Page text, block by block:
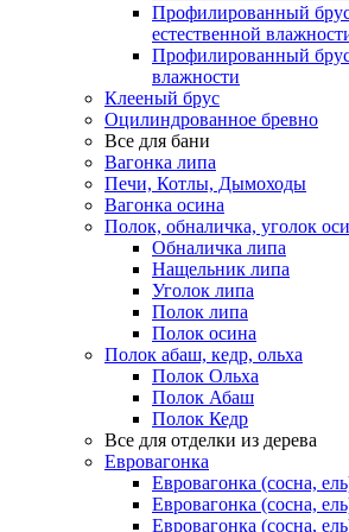
Профилированный
естественной
Профилированный брус
влажности
Клееный брус
Оцилиндрованное бревно
Все для бани
Вагонка липа
Печи, Котлы, Дымоходы
Вагонка осина
Полок, обналичка, уголок
Обналичка липа
Нащельник липа
Уголок липа
Полок липа
Полок осина
Полок абаш, кедр, ольха
Полок Ольха
Полок Абаш
Полок Кедр
Все для отделки из дерева
Евровагонка
Евровагонка (сосна,
Евровагонка (сосна,
Евровагонка (сосна,